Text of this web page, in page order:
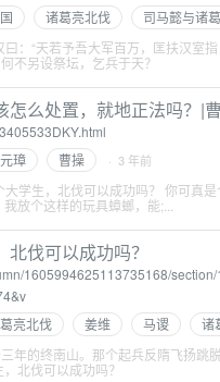
诸葛亮北伐
司马懿与诸
：“天若予吾大军百万，匡扶汉室
不另设祭坛，乞兵于天？
么处置，就地正法吗？|
璋 曹操 · 3 年前
学生，北伐可以成功吗？ 你可真
放个这样的玩具蟑螂，能;...
伐可以成功吗？
1605994625113735168/
亮北伐 姜维 马谡
诸
年的终南山。那个起兵反隋飞扬跳
北伐可以成功吗？